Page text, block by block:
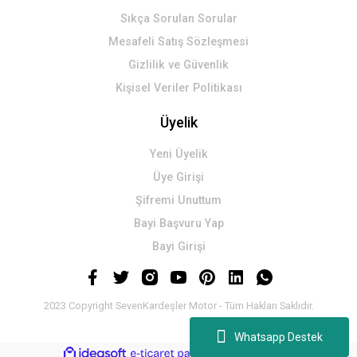
Whatsapp Destek
Sıkça Sorulan Sorular
Mesafeli Satış Sözleşmesi
Gizlilik ve Güvenlik
Kişisel Veriler Politikası
Üyelik
Yeni Üyelik
Üye Girişi
Şifremi Unuttum
Bayi Başvuru Yap
Bayi Girişi
2023 Copyright SevenKardeşler Motor - Tüm Hakları Saklıdır.
ideasoft